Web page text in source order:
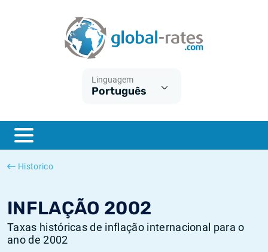
Linguagem
Português
Historico
INFLAÇÃO 2002
Taxas históricas de inflação internacional para o
ano de 2002
ESTER
SONIA
O que é a inflação do IPC?
O que é a inflação do IHPC?
Inflação Estados Unidos
Inflação Europa
Taxas Euribor históricas
Taxas ESTER históricas
Taxas SONIA históricas
Taxas TONAR históricas
Calculadora de inflação